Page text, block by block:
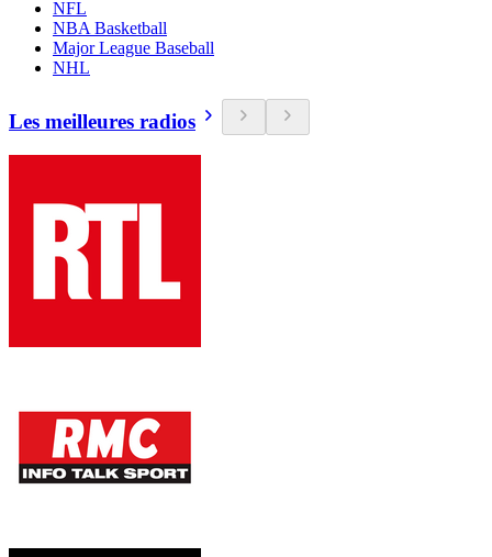
NFL
NBA Basketball
Major League Baseball
NHL
Les meilleures radios